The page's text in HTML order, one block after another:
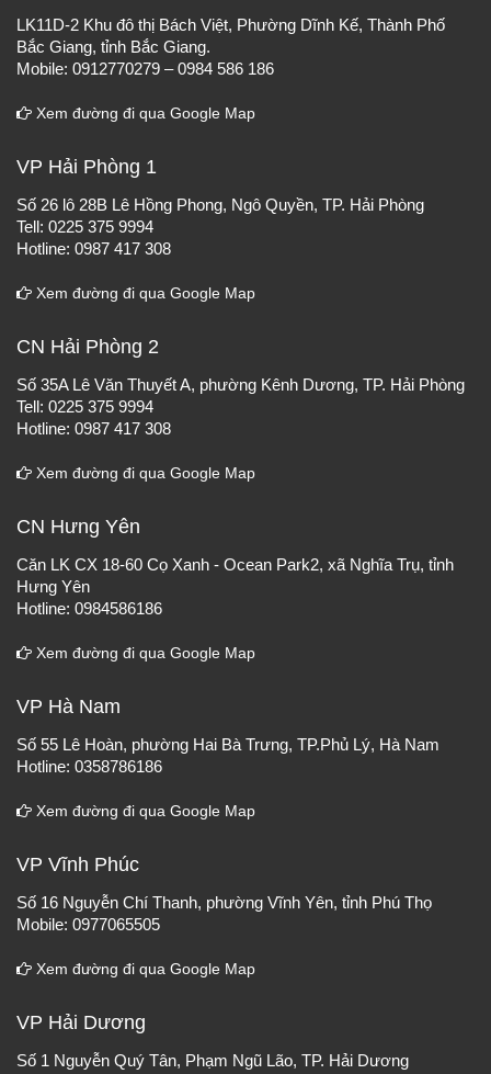
LK11D-2 Khu đô thị Bách Việt, Phường Dĩnh Kế, Thành Phố
Bắc Giang, tỉnh Bắc Giang.
Mobile: 0912770279 – 0984 586 186
Xem đường đi qua Google Map
VP Hải Phòng 1
Số 26 lô 28B Lê Hồng Phong, Ngô Quyền, TP. Hải Phòng
Tell: 0225 375 9994
Hotline: 0987 417 308
Xem đường đi qua Google Map
CN Hải Phòng 2
Số 35A Lê Văn Thuyết A, phường Kênh Dương, TP. Hải Phòng
Tell: 0225 375 9994
Hotline: 0987 417 308
Xem đường đi qua Google Map
CN Hưng Yên
Căn LK CX 18-60 Cọ Xanh - Ocean Park2, xã Nghĩa Trụ, tỉnh
Hưng Yên
Hotline: 0984586186
Xem đường đi qua Google Map
VP Hà Nam
Số 55 Lê Hoàn, phường Hai Bà Trưng, TP.Phủ Lý, Hà Nam
Hotline: 0358786186
Xem đường đi qua Google Map
VP Vĩnh Phúc
Số 16 Nguyễn Chí Thanh, phường Vĩnh Yên, tỉnh Phú Thọ
Mobile: 0977065505
Xem đường đi qua Google Map
VP Hải Dương
Số 1 Nguyễn Quý Tân, Phạm Ngũ Lão, TP. Hải Dương